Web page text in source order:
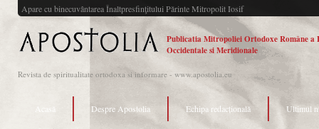
Apare cu binecuvântarea Înaltpresfinţitului Părinte Mitropolit Iosif
Publicatia Mitropoliei Ortodoxe Române a
Occidentale si Meridionale
Revista de spiritualitate ortodoxa si informare - www.apostolia.eu
Acasă Despre Apostolia Echipa redacțională Ultimul